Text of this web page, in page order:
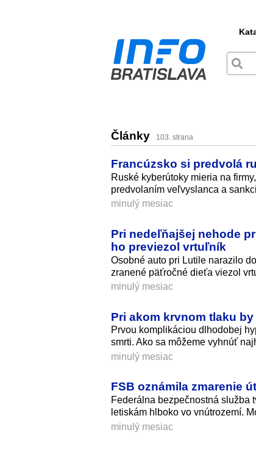
Články 103. strana
Francúzsko si predvolá
Ruské kyberútoky mieria na
predvolaním veľvyslanca a
minulý mesiac
Pri nedeľňajšej nehode
ho previezol vrtuľník
Osobné auto pri Lutile narazilo
zranené päťročné dieťa viezol
minulý mesiac
Pri akom krvnom tlaku
Prvou komplikáciou dlhodobej
smrti. Ako sa môžeme vyhnúť
minulý mesiac
FSB oznámila zmarenie
Federálna bezpečnostná služba
letiskám hlboko vo vnútrozemí.
minulý mesiac